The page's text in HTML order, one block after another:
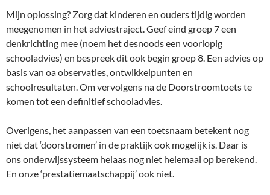
Mijn oplossing? Zorg dat kinderen en ouders tijdig worden
meegenomen in het adviestraject. Geef eind groep 7 een
denkrichting mee (noem het desnoods een voorlopig
schooladvies) en bespreek dit ook begin groep 8. Een advies op
basis van oa observaties, ontwikkelpunten en
schoolresultaten. Om vervolgens na de Doorstroomtoets te
komen tot een definitief schooladvies.
Overigens, het aanpassen van een toetsnaam betekent nog
niet dat ‘doorstromen’ in de praktijk ook mogelijk is. Daar is
ons onderwijssysteem helaas nog niet helemaal op berekend.
En onze ‘prestatiemaatschappij’ ook niet.